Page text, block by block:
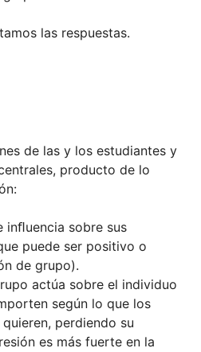
las respuestas.
de las y los estudiantes y
producto de lo
inﬂuencia sobre sus
puede ser positivo o
de grupo).
actúa sobre el individuo
según lo que los
perdiendo su
es más fuerte en la